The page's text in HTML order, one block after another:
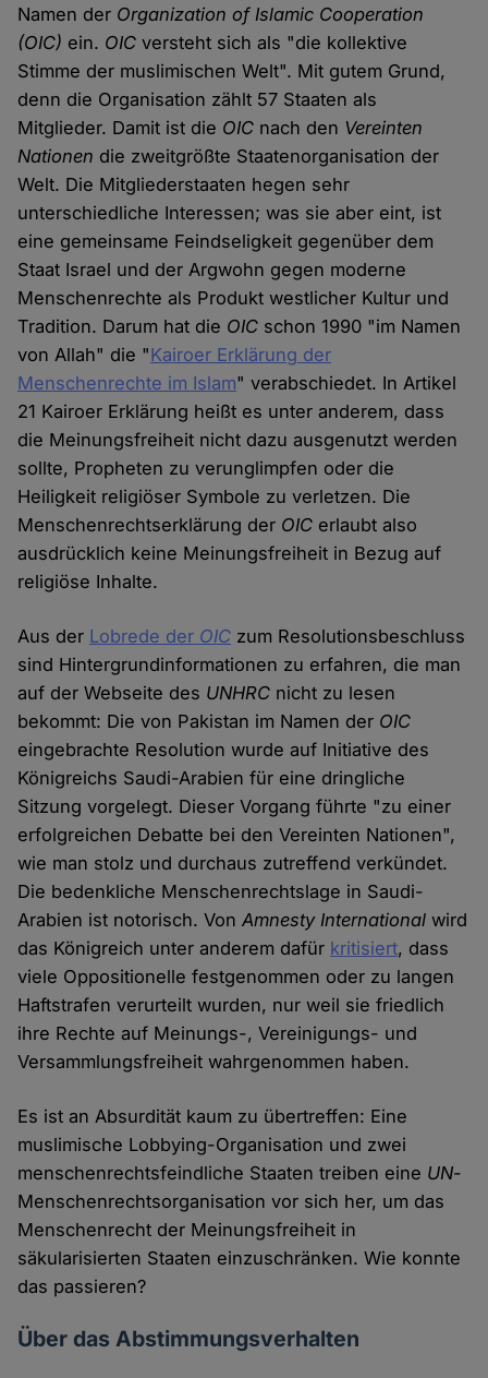
Namen der Organization of Islamic Cooperation
(OIC) ein. OIC versteht sich als "die kollektive
Stimme der muslimischen Welt". Mit gutem Grund,
denn die Organisation zählt 57 Staaten als
Mitglieder. Damit ist die OIC nach den Vereinten
Nationen die zweitgrößte Staatenorganisation der
Welt. Die Mitgliederstaaten hegen sehr
unterschiedliche Interessen; was sie aber eint, ist
eine gemeinsame Feindseligkeit gegenüber dem
Staat Israel und der Argwohn gegen moderne
Menschenrechte als Produkt westlicher Kultur und
Tradition. Darum hat die OIC schon 1990 "im Namen
von Allah" die "Kairoer Erklärung der
Menschenrechte im Islam" verabschiedet. In Artikel
21 Kairoer Erklärung heißt es unter anderem, dass
die Meinungsfreiheit nicht dazu ausgenutzt werden
sollte, Propheten zu verunglimpfen oder die
Heiligkeit religiöser Symbole zu verletzen. Die
Menschenrechtserklärung der OIC erlaubt also
ausdrücklich keine Meinungsfreiheit in Bezug auf
religiöse Inhalte.
Aus der Lobrede der OIC zum Resolutionsbeschluss
sind Hintergrundinformationen zu erfahren, die man
auf der Webseite des UNHRC nicht zu lesen
bekommt: Die von Pakistan im Namen der OIC
eingebrachte Resolution wurde auf Initiative des
Königreichs Saudi-Arabien für eine dringliche
Sitzung vorgelegt. Dieser Vorgang führte "zu einer
erfolgreichen Debatte bei den Vereinten Nationen",
wie man stolz und durchaus zutreffend verkündet.
Die bedenkliche Menschenrechtslage in Saudi-
Arabien ist notorisch. VonAmnesty International wird
das Königreich unter anderem dafür kritisiert, dass
viele Oppositionelle festgenommen oder zu langen
Haftstrafen verurteilt wurden, nur weil sie friedlich
ihre Rechte auf Meinungs-, Vereinigungs- und
Versammlungsfreiheit wahrgenommen haben.
Es ist an Absurdität kaum zu übertreffen: Eine
muslimische Lobbying-Organisation und zwei
menschenrechtsfeindliche Staaten treiben eine UN-
Menschenrechtsorganisation vor sich her, um das
Menschenrecht der Meinungsfreiheit in
säkularisierten Staaten einzuschränken. Wie konnte
das passieren?
Über das Abstimmungsverhalten